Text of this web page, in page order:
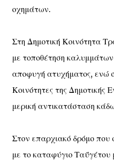
οχημάτων.
Στη Δημοτική Κοινότητα
με τοποθέτηση
αποφυγή ατυχήματος, ενώ
Κοινότητες της Δημοτικής
μερική αντικατάσταση
Στον επαρχιακό δρόμο που
με το καταφύγιο Ταΰγέτου